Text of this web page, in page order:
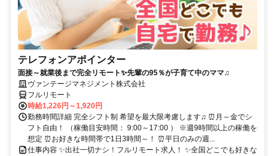
テレフォンアポインター
面接～就業後まで完全リモート✨先輩の95％が子育て中のママ♫
ヴァンテージマネジメント株式会社
フルリモート
時給1,226円～1,920円
勤務時間詳細 完全シフト制 希望を最大限考慮します♫ ⏰月～金でシ
フト自由！ （稼働目安時間： 9:00～17:00 ） ※週9時間以上の稼働を
想定 ⏰お好きな時間帯で1日3時間～！ ⏰平日のみの週...
仕事内容 ✨出社一切ナシ！フルリモート求人！ ✨全国どこでも好きな